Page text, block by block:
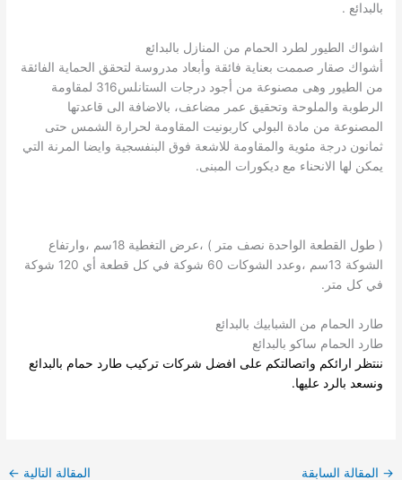
بالبدائع .
اشواك الطيور لطرد الحمام من المنازل بالبدائع
أشواك صقار صممت بعناية فائقة وأبعاد مدروسة لتحقق الحماية الفائقة
من الطيور وهى مصنوعة من أجود درجات الستانلس316 لمقاومة
الرطوبة والملوحة وتحقيق عمر مضاعف، بالاضافة الى قاعدتها
المصنوعة من مادة البولي كاربونيت المقاومة لحرارة الشمس حتى
ثمانون درجة مئوية والمقاومة للاشعة فوق البنفسجية وايضا المرنة التي
يمكن لها الانحناء مع ديكورات المبنى.
( طول القطعة الواحدة نصف متر ) ،عرض التغطية 18سم ،وارتفاع
الشوكة 13سم ،وعدد الشوكات 60 شوكة في كل قطعة أي 120 شوكة
في كل متر.
طارد الحمام من الشبابيك بالبدائع
طارد الحمام ساكو بالبدائع
ننتظر ارائكم واتصالتكم على افضل شركات تركيب طارد حمام بالبدائع
ونسعد بالرد عليها.
→ المقالة السابقة المقالة التالية ←